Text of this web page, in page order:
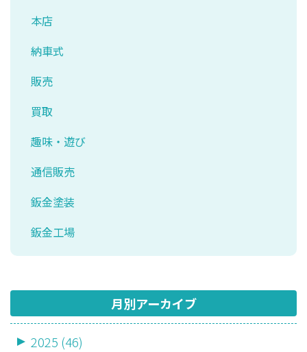
本店
納車式
販売
買取
趣味・遊び
通信販売
鈑金塗装
鈑金工場
月別アーカイブ
2025 (46)